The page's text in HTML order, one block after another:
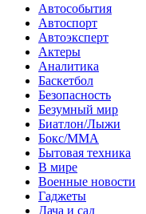
Автособытия
Автоспорт
Автоэксперт
Актеры
Аналитика
Баскетбол
Безопасность
Безумный мир
Биатлон/Лыжи
Бокс/MMA
Бытовая техника
В мире
Военные новости
Гаджеты
Дача и сад